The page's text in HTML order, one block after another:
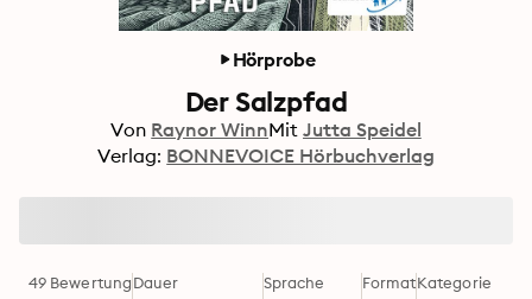
Hörprobe
Der Salzpfad
Von Raynor WinnMit Jutta Speidel
Verlag: BONNEVOICE Hörbuchverlag
49 BewertungDauer Sprache FormatKategorie